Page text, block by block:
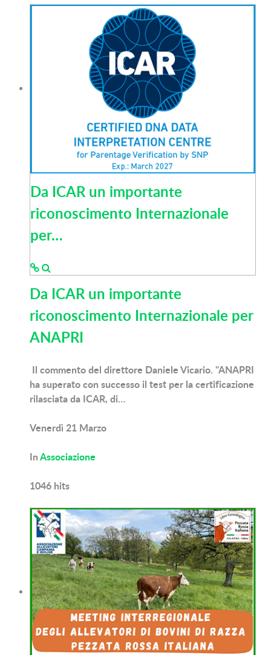
Da ICAR un importante
riconoscimento Internazionale
per…
Da ICAR un importante
riconoscimento Internazionale per
ANAPRI
Il commento del direttore Daniele Vicario. "ANAPRI
ha superato con successo il test per la certificazione
rilasciata da ICAR, di…
Venerdì 21 Marzo
In Associazione
1046 hits